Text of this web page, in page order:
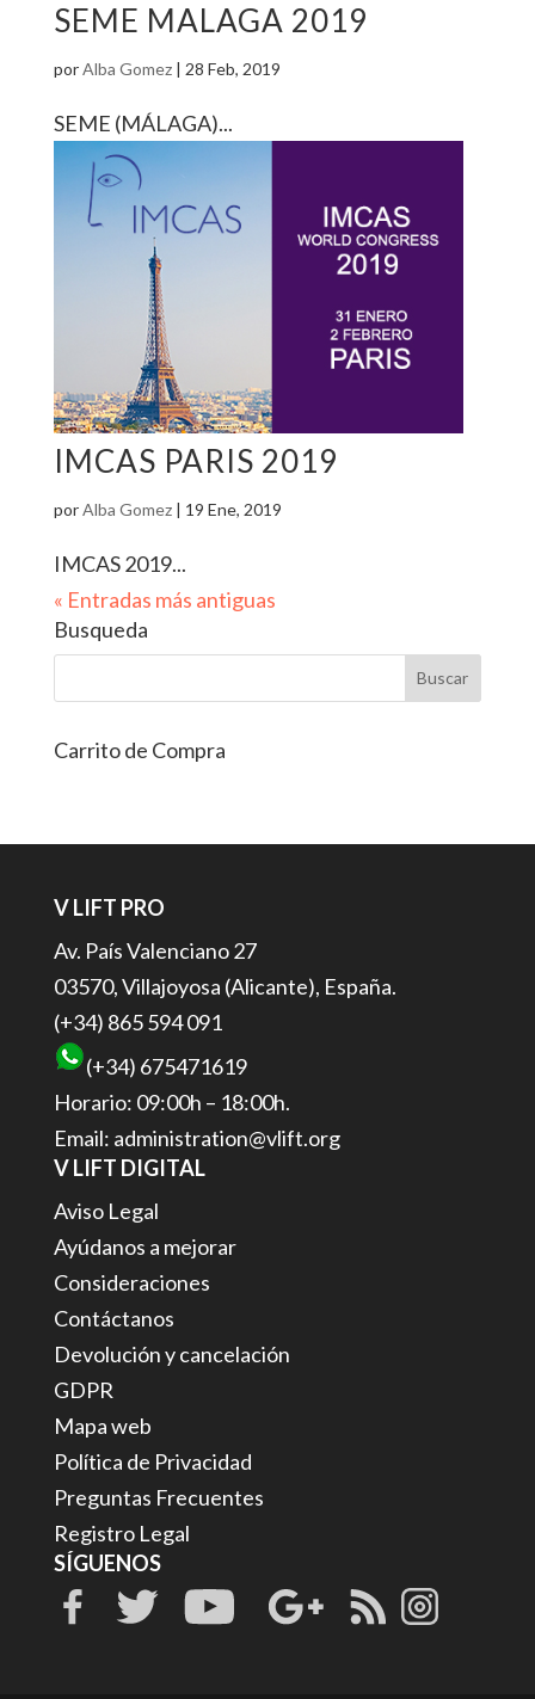
SEME MALAGA 2019
porAlba Gomez| 28 Feb, 2019
SEME (MÁLAGA)...
IMCAS PARIS 2019
porAlba Gomez| 19 Ene, 2019
IMCAS 2019...
« Entradas más antiguas
Busqueda
Carrito de Compra
V LIFT PRO
Av. País Valenciano 27
03570, Villajoyosa (Alicante), España.
(+34) 865 594 091
(+34) 675471619
Horario: 09:00h – 18:00h.
Email: administration@vlift.org
V LIFT DIGITAL
Aviso Legal
Ayúdanos a mejorar
Consideraciones
Contáctanos
Devolución y cancelación
GDPR
Mapa web
Política de Privacidad
Preguntas Frecuentes
Registro Legal
SÍGUENOS